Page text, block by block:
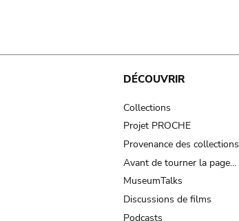
DÉCOUVRIR
Collections
Projet PROCHE
Provenance des collections
Avant de tourner la page…
MuseumTalks
Discussions de films
Podcasts